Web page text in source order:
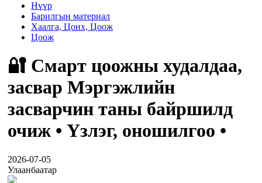
Нүүр
Барилгын материал
Хаалга, Цонх, Цоож
Цоож
🔐 Смарт цоожны худалдаа,
засвар Мэргэжлийн
засварчин таны байршилд
очиж • Үзлэг, оношилгоо •
2026-07-05
Улаанбаатар